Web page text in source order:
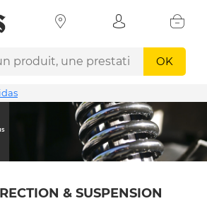
OK
& SUSPENSION